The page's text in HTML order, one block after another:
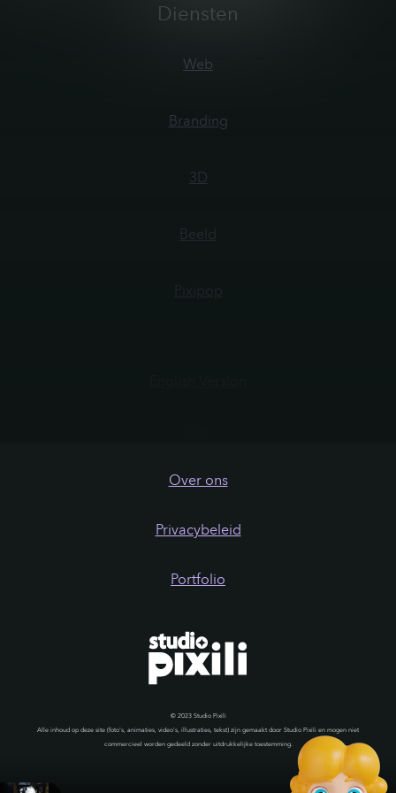
Diensten
Web
Branding
3D
Beeld
Over ons
Privacybeleid
Portfolio
© 2023 Studio Pixili
Alle inhoud op deze site (foto's, animaties, video's, illustraties, tekst) zijn gemaakt door Studio Pixili en mogen niet
commercieel worden gedeeld zonder uitdrukkelijke toestemming.